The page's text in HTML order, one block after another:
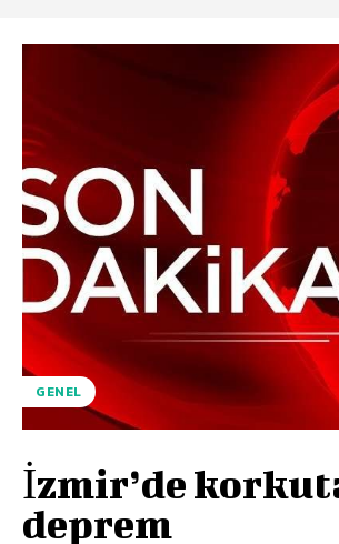
GENEL
İzmir’de
deprem